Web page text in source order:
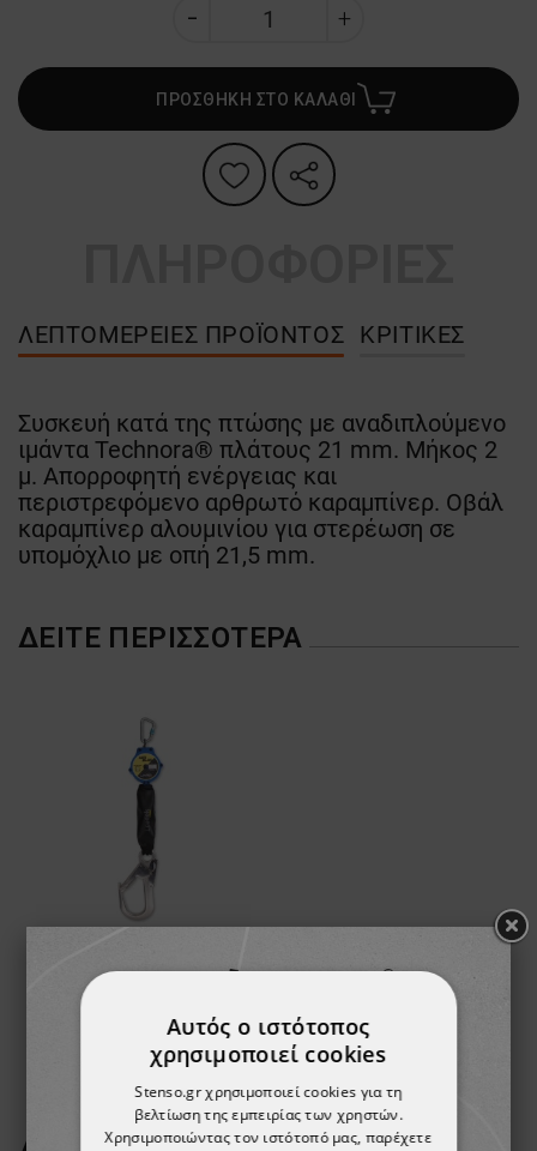
ΠΡΟΣΘΗΚΗ ΣΤΟ ΚΑΛΑΘΙ
ΛΕΠΤΟΜΈΡΕΙΕΣ ΠΡΟΪΌΝΤΟΣ ΚΡΙΤΙΚΈΣ
Συσκευή κατά της πτώσης με αναδιπλούμενο
ιμάντα Technora® πλάτους 21 mm. Μήκος 2
μ. Απορροφητή ενέργειας και
περιστρεφόμενο αρθρωτό καραμπίνερ. Οβάλ
καραμπίνερ αλουμινίου για στερέωση σε
υπομόχλιο με οπή 21,5 mm.
ΔΕΊΤΕ ΠΕΡΙΣΣΌΤΕΡΑ
Ανασυρόμενη συσκευή αναστολής πτώσης SEKURALT MINIBLOCK H
190,46 €Αυτός ο ιστότοπος
χρησιμοποιεί cookies
Stenso.gr χρησιμοποιεί cookies για τη
βελτίωση της εμπειρίας των χρηστών.
Χρησιμοποιώντας τον ιστότοπό μας, παρέχετε